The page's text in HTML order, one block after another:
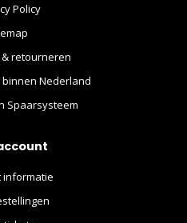
Policy
retourneren
Nederland
Spaarsysteem
informatie